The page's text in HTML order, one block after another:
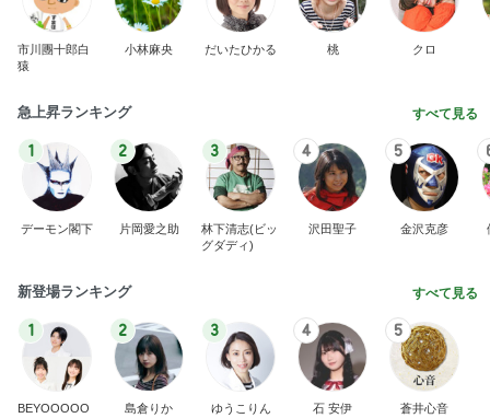
市川團十郎白
猿
小林麻央 だいたひかる 桃 クロ
急上昇ランキング すべて見る
1
デーモン閣下
2
片岡愛之助
3
林下清志(ビッ
グダディ)
4
沢田聖子
5
金沢克彦
新登場ランキング すべて見る
1
BEYOOOOO
2
島倉りか
3
ゆうこりん
4
石 安伊
5
蒼井心音